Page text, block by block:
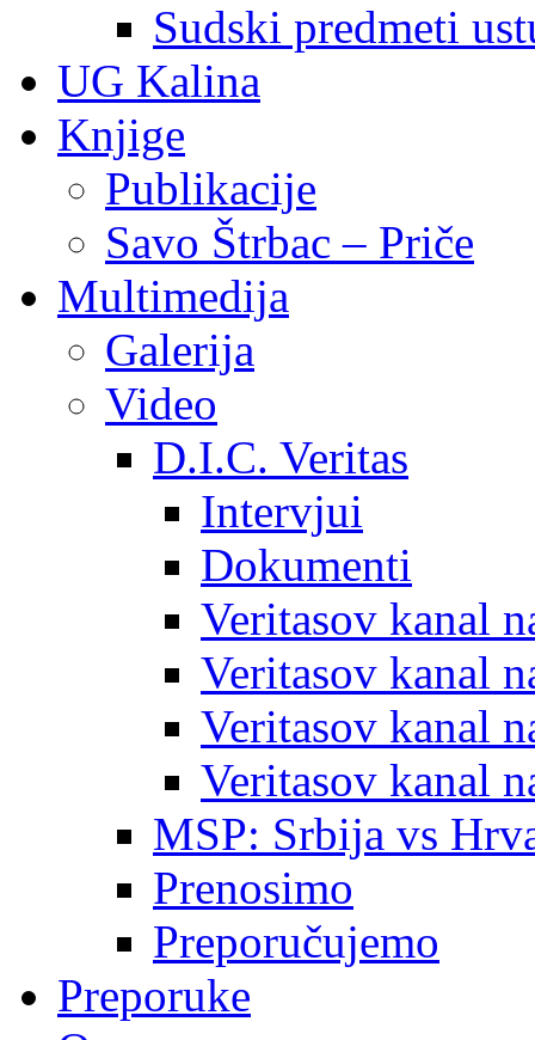
Sudski predmeti
UG Kalina
Knjige
Publikacije
Savo Štrbac – Priče
Multimedija
Galerija
Video
D.I.C. Veritas
Intervjui
Dokumenti
Veritasov kanal
Veritasov kanal
Veritasov kanal
Veritasov kanal
MSP: Srbija vs
Prenosimo
Preporučujemo
Preporuke